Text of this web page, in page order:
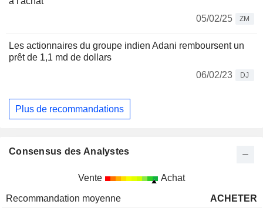
05/02/25
ZM
Les actionnaires du groupe indien Adani remboursent un
prêt de 1,1 md de dollars
06/02/23
DJ
Plus de recommandations
Consensus des Analystes
Vente Achat
Recommandation moyenne
ACHETER